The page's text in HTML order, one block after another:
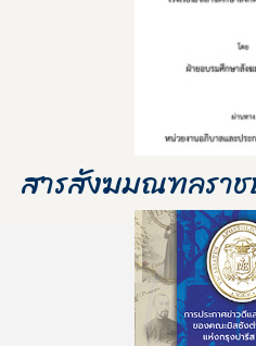
สารสังฆมณฑลรา